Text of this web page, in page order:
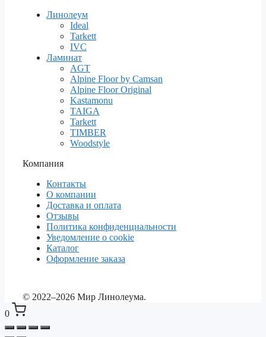
Линолеум
Ideal
Tarkett
IVC
Ламинат
AGT
Alpine Floor by Camsan
Alpine Floor Original
Kastamonu
TAIGA
Tarkett
TIMBER
Woodstyle
Компания
Контакты
О компании
Доставка и оплата
Отзывы
Политика конфиденциальности
Уведомление о cookie
Каталог
Оформление заказа
© 2022–2026 Мир Линолеума.
0